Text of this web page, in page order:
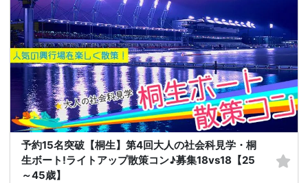
予約15名突破【桐生】第4回大人の社会科見学・桐
生ボート!ライトアップ散策コン♪募集18vs18【25
～45歳】